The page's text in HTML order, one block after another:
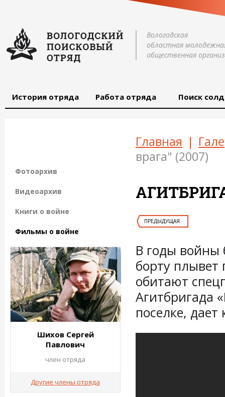
Вологодская
областная
общественная
История отряда Работа отряда Поиск
Главная |
врага" (2007)
ПРЕДЫДУЩАЯ
В годы войны
борту плывет
обитают
Агитбригада
поселке,
Фотоархив
Видеоархив
Книги о войне
Фильмы о войне
Шихов Сергей
Павлович
член отряда
Другие члены отряда